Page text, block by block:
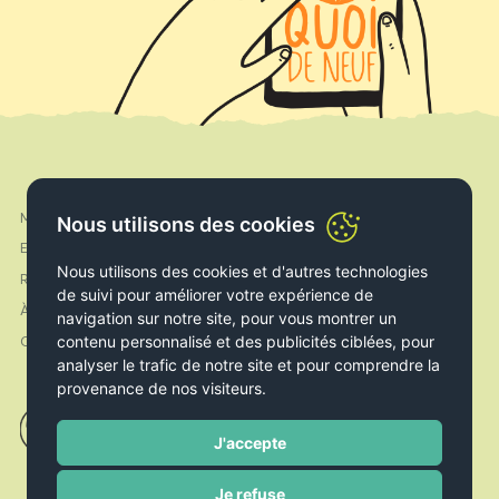
Nous utilisons des cookies
Nous utilisons des cookies et d'autres technologies
de suivi pour améliorer votre expérience de
navigation sur notre site, pour vous montrer un
contenu personnalisé et des publicités ciblées, pour
analyser le trafic de notre site et pour comprendre la
provenance de nos visiteurs.
J'accepte
Je refuse
Mon compte
Expédition & Livraison
Retours & Echanges
À propos de nous
Contact
Facebook